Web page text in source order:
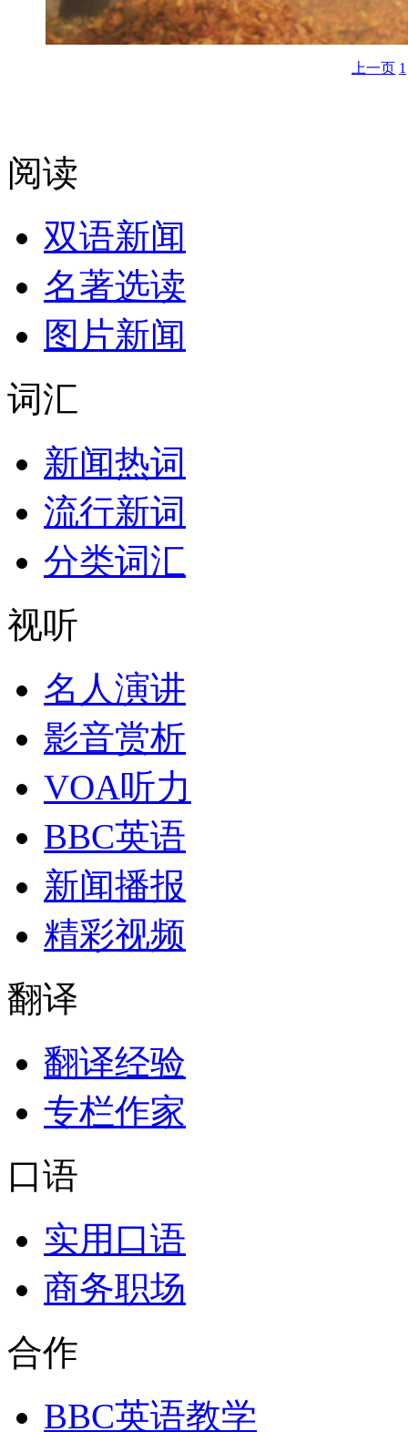
上一页 1
阅读
双语新闻
名著选读
图片新闻
词汇
新闻热词
流行新词
分类词汇
视听
名人演讲
影音赏析
VOA听力
BBC英语
新闻播报
精彩视频
翻译
翻译经验
专栏作家
口语
实用口语
商务职场
合作
BBC英语教学